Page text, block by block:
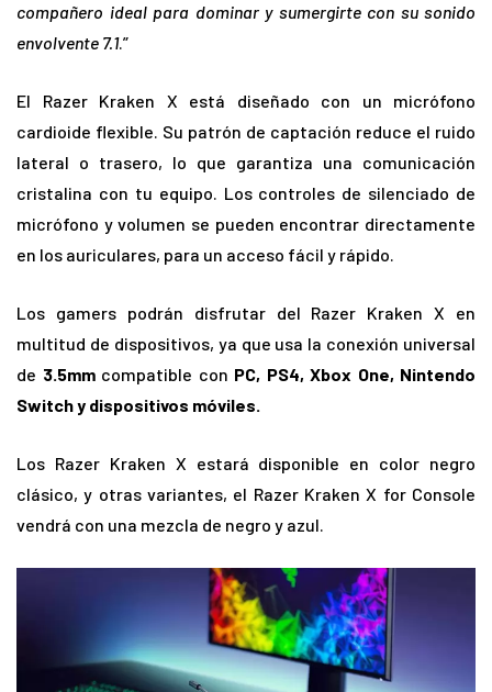
compañero ideal para dominar y sumergirte con su sonido
envolvente 7.1.”
El Razer Kraken X está diseñado con un micrófono
cardioide flexible. Su patrón de captación reduce el ruido
lateral o trasero, lo que garantiza una comunicación
cristalina con tu equipo. Los controles de silenciado de
micrófono y volumen se pueden encontrar directamente
en los auriculares, para un acceso fácil y rápido.
Los gamers podrán disfrutar del Razer Kraken X en
multitud de dispositivos, ya que usa la conexión universal
de 3.5mmcompatible con PC, PS4, Xbox One, Nintendo
Switch y dispositivos móviles.
Los Razer Kraken X estará disponible en color negro
clásico, y otras variantes, el Razer Kraken X for Console
vendrá con una mezcla de negro y azul.